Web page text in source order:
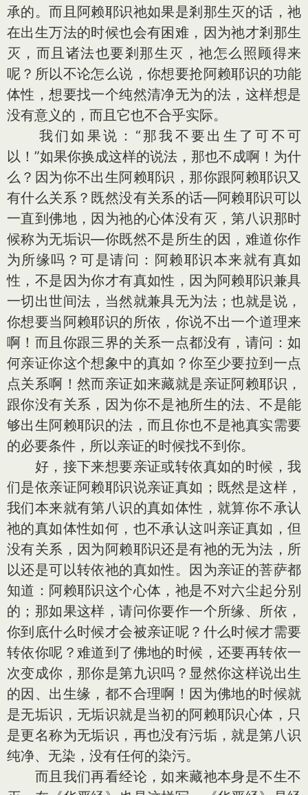
承的。而且阿赖耶识祂如果是剎那生灭的话，祂
在出生万法的时候也会有困难，因为祂才剎那生
灭，而且诸法也要剎那生灭，祂怎么照顾得来
呢？所以不论怎么说，你想要抢阿赖耶识的功能
体性，想要找一个纯然清净无为的法，这样想是
没有意义的，而且它也不合乎实际。
我们如果说：“那我不要出生了可不可
以！”如果你换成这样的说法，那也不成啊！为什
么？因为你不出生阿赖耶识，那你跟阿赖耶识又
有什么关系？既然没有关系的话—阿赖耶识可以
一直到佛地，因为祂的心体没有灭，第八识那时
候称为无垢识—你既然不是所生的因，难道你作
为所缘吗？可是请问：阿赖耶识本来就有真如
性，不是因为你才有真如性，因为阿赖耶识兼具
一切出世间法，当然就兼具无为法；也就是说，
你想要当阿赖耶识的所依，你说不出一个道理来
啊！而且你跟三界的关系一点都没有，请问：如
何亲证你这个想象中的真如？你至少要拉到一点
点关系啊！然而亲证如来藏就是亲证阿赖耶识，
跟你没有关系，因为你不是祂所生的法、不是能
够出生阿赖耶识的法，而且你也不是祂真实需要
的必要条件，所以亲证的时候找不到你。
好，接下来想要亲证或转依真如的时候，我
们是依亲证阿赖耶识说亲证真如；既然是这样，
我们本来就有第八识的真如体性，就算你不承认
祂的真如体性如何，也不承认这叫亲证真如，但
没有关系，因为阿赖耶识还是有祂的无为法，所
以还是可以转依祂的真如性。因为亲证的菩萨都
知道：阿赖耶识这个心体，祂是不对六尘起分别
的；那如果这样，请问你要作一个所缘、所依，
你到底什么时候才会被亲证呢？什么时候才需要
转依你呢？难道到了佛地的时候，还要再转依一
次变成你，那你是第九识吗？显然你这样说出生
的因、出生缘，都不合理啊！因为佛地的时候就
是无垢识，无垢识就是当初的阿赖耶识心体，只
是更名称为无垢识，再也没有污垢，就是第八识
纯净、无染，没有任何的染污。
而且我们再看经论，如来藏祂本身是不生不